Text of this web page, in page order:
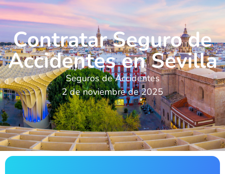
Contratar Seguro de
Accidentes en Sevilla
Seguros de Accidentes
2 de noviembre de 2025